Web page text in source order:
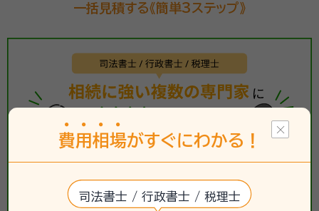
一括見積する《簡単3ステップ》
費用 相場がすぐにわかる！
司法書士 / 行政書士 / 税理士